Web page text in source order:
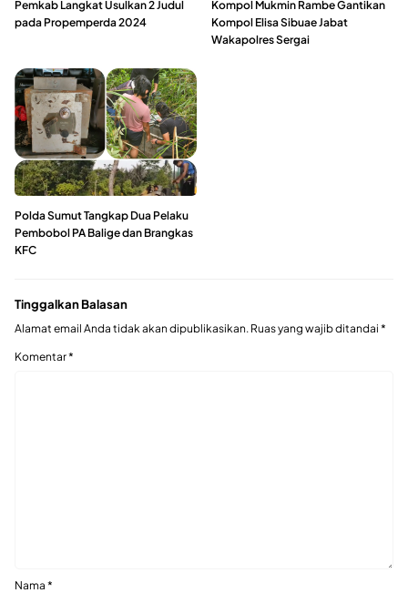
Pemkab Langkat Usulkan 2 Judul
pada Propemperda 2024
Kompol Mukmin Rambe Gantikan
Kompol Elisa Sibuae Jabat
Wakapolres Sergai
Polda Sumut Tangkap Dua Pelaku
Pembobol PA Balige dan Brangkas
KFC
Tinggalkan Balasan
Alamat email Anda tidak akan dipublikasikan. Ruas yang wajib ditandai *
Komentar*
Nama *